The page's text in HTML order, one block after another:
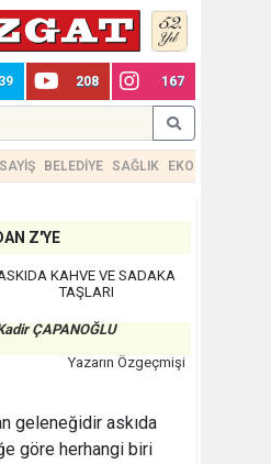
208 167
BELEDİYE SAĞLIK EKONOMİ
Z'YE
KAHVE VE SADAKA
TAŞLARI
ÇAPANOĞLU
Yazarın Özgeçmişi
geleneğidir askıda
göre herhangi biri